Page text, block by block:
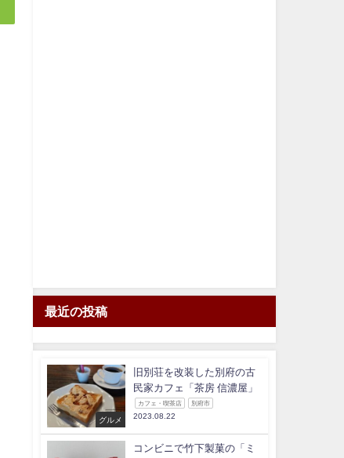
最近の投稿
グルメ
旧別荘を改装した別府の古
民家カフェ「茶房 信濃屋」
カフェ・喫茶店 別府市
2023.08.22
コンビニで竹下製菓の「ミ